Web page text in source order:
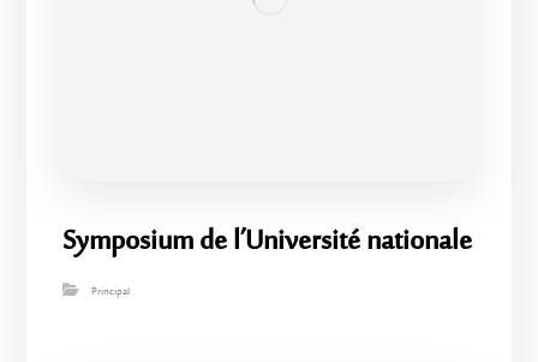
Symposium de l’Université nationale
Principal